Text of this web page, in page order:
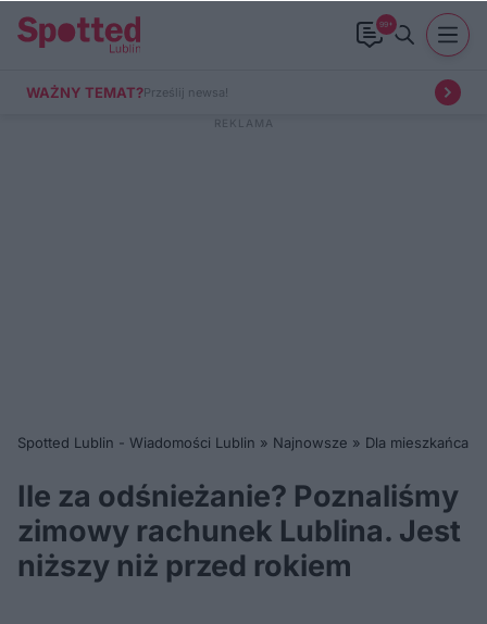
99+
WAŻNY TEMAT?Prześlij newsa!
Spotted Lublin - Wiadomości Lublin » Najnowsze » Dla mieszkańca
Ile za odśnieżanie? Poznaliśmy
zimowy rachunek Lublina. Jest
niższy niż przed rokiem